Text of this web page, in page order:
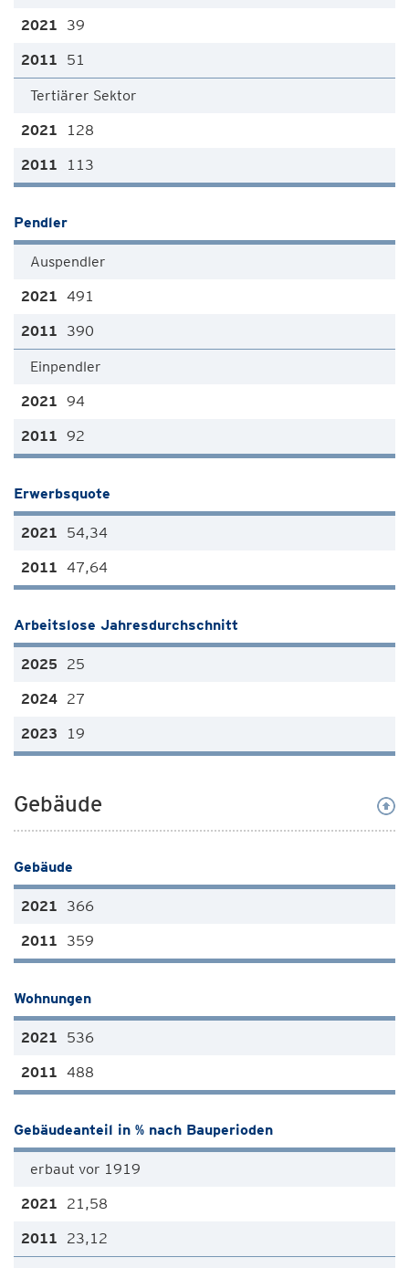
39
51
Tertiärer Sektor
128
113
Pendler
Auspendler
491
390
Einpendler
94
92
Erwerbsquote
54,34
47,64
Arbeitslose Jahresdurchschnitt
25
27
19
Gebäude
Gebäude
366
359
Wohnungen
536
488
Gebäudeanteil in % nach Bauperioden
erbaut vor 1919
21,58
23,12